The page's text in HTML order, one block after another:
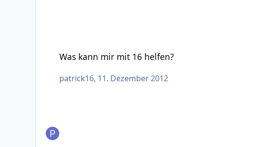
Was kann mir mit 16 helfen?
patrick16, 11. Dezember 2012